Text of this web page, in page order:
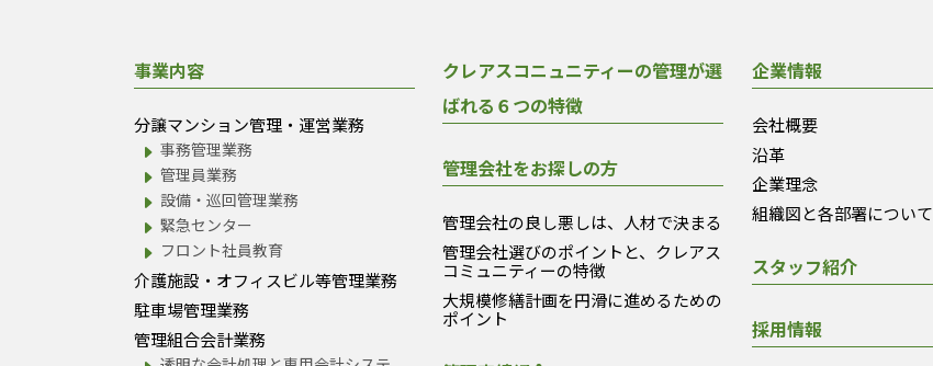
事業内容
分譲マンション管理・運営業務
事務管理業務
管理員業務
設備・巡回管理業務
緊急センター
フロント社員教育
介護施設・オフィスビル等管理業務
駐車場管理業務
管理組合会計業務
クレアスコニュニティーの管理が選
ばれる６つの特徴
管理会社をお探しの方
管理会社の良し悪しは、人材で決まる
管理会社選びのポイントと、クレアス
コミュニティーの特徴
大規模修繕計画を円滑に進めるための
ポイント
企業情報
会社概要
沿革
企業理念
組織図と各部署について
スタッフ紹介
採用情報